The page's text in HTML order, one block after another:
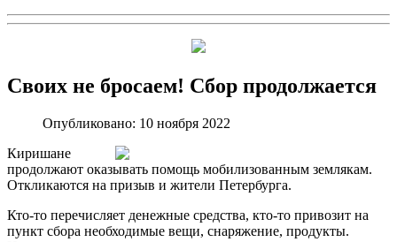
Своих не бросаем! Сбор продолжается
Опубликовано: 10 ноября 2022
Киришане
продолжают оказывать помощь мобилизованным землякам.
Откликаются на призыв и жители Петербурга.
Кто-то перечисляет денежные средства, кто-то привозит на
пункт сбора необходимые вещи, снаряжение, продукты.